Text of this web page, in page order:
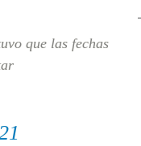
que las fechas